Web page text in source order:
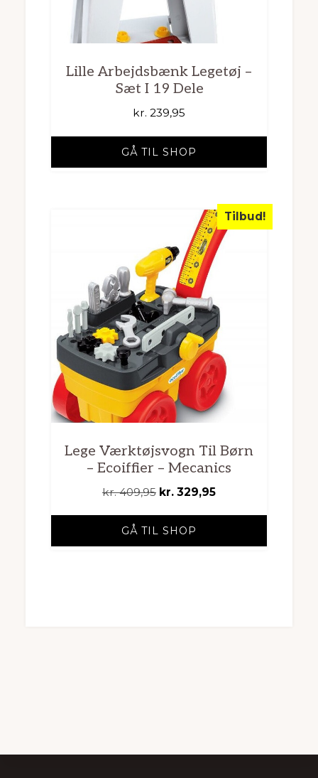
Lille Arbejdsbænk Legetøj –
Sæt I 19 Dele
kr. 239,95
GÅ TIL SHOP
Tilbud!
Lege Værktøjsvogn Til Børn
– Ecoiffier – Mecanics
kr.409,95 Den
pris
kr. 329,95Den
GÅ TIL SHOP